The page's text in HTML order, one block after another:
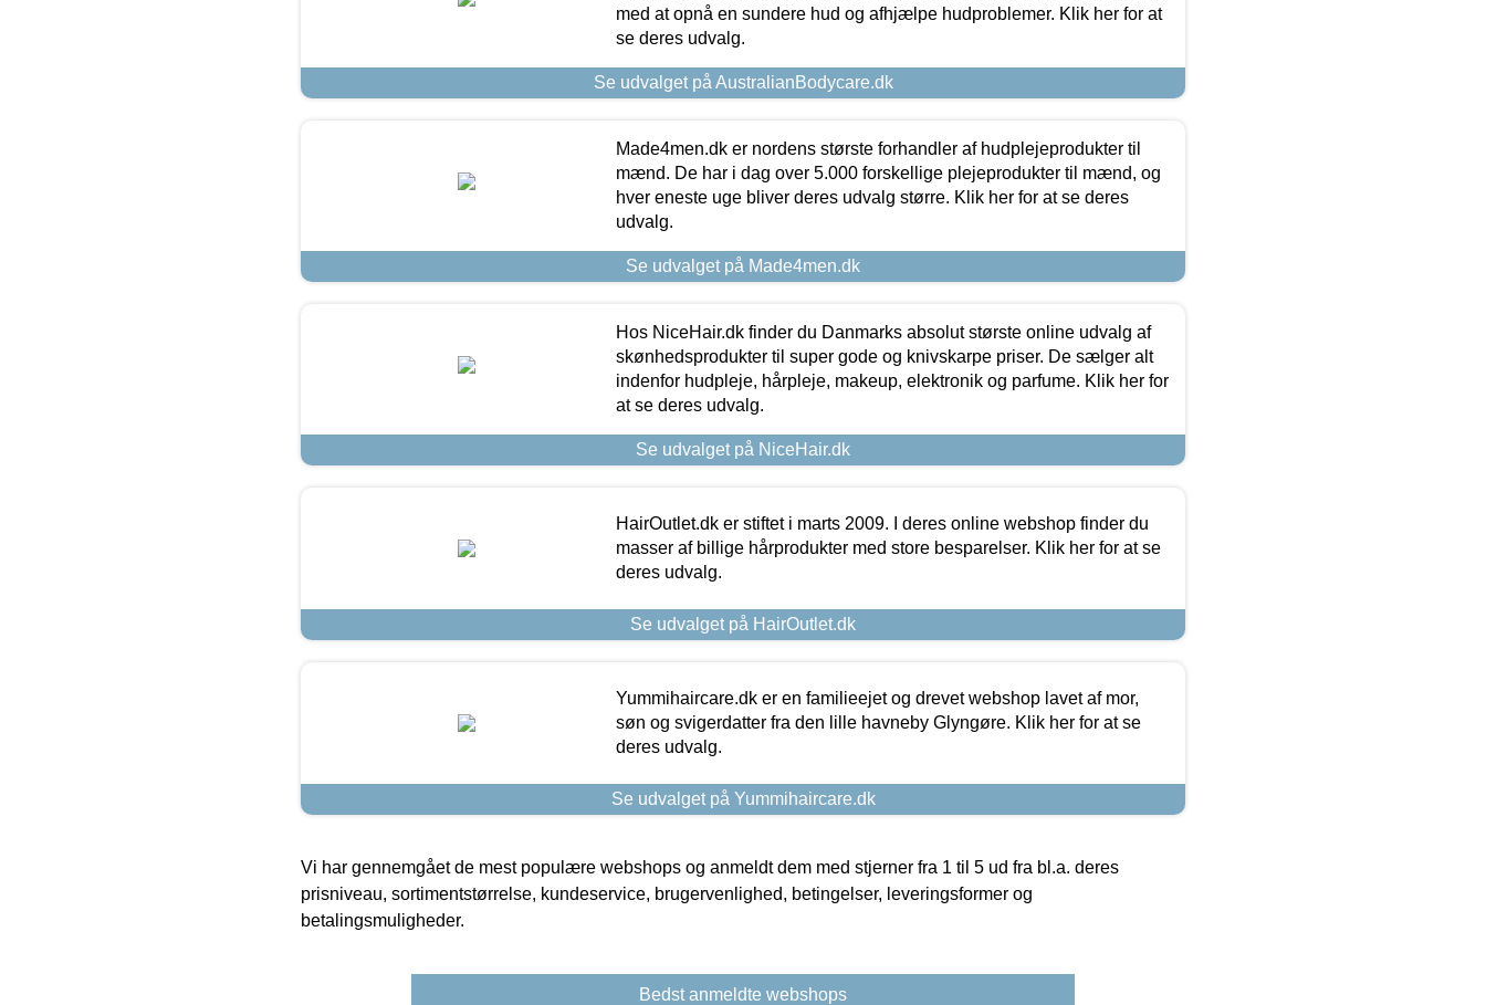
med at opnå en sundere hud og afhjælpe hudproblemer. Klik her for at
se deres udvalg.
Se udvalget på AustralianBodycare.dk
Made4men.dk er nordens største forhandler af hudplejeprodukter til
mænd. De har i dag over 5.000 forskellige plejeprodukter til mænd, og
hver eneste uge bliver deres udvalg større. Klik her for at se deres
udvalg.
Se udvalget på Made4men.dk
Hos NiceHair.dk finder du Danmarks absolut største online udvalg af
skønhedsprodukter til super gode og knivskarpe priser. De sælger alt
indenfor hudpleje, hårpleje, makeup, elektronik og parfume. Klik her for
at se deres udvalg.
Se udvalget på NiceHair.dk
HairOutlet.dk er stiftet i marts 2009. I deres online webshop finder du
masser af billige hårprodukter med store besparelser. Klik her for at se
deres udvalg.
Se udvalget på HairOutlet.dk
Yummihaircare.dk er en familieejet og drevet webshop lavet af mor,
søn og svigerdatter fra den lille havneby Glyngøre. Klik her for at se
deres udvalg.
Se udvalget på Yummihaircare.dk
Vi har gennemgået de mest populære webshops og anmeldt dem med stjerner fra 1 til 5 ud fra bl.a. deres
prisniveau, sortimentstørrelse, kundeservice, brugervenlighed, betingelser, leveringsformer og
betalingsmuligheder.
Bedst anmeldte webshops